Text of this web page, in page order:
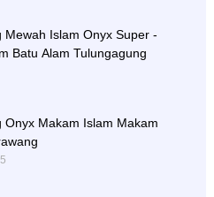
Mewah Islam Onyx Super -
Batu Alam Tulungagung
Onyx Makam Islam Makam